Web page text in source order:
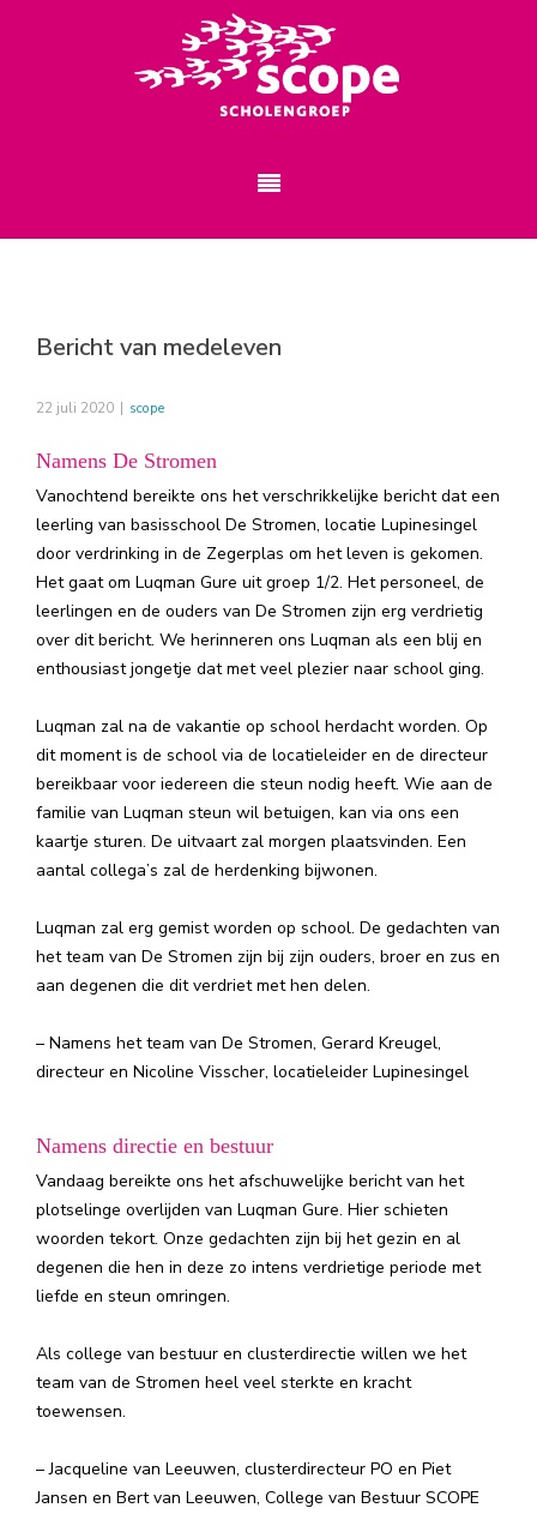
Bericht van medeleven
22 juli 2020 | scope
Namens De Stromen
Vanochtend bereikte ons het verschrikkelijke bericht dat een
leerling van basisschool De Stromen, locatie Lupinesingel
door verdrinking in de Zegerplas om het leven is gekomen.
Het gaat om Luqman Gure uit groep 1/2. Het personeel, de
leerlingen en de ouders van De Stromen zijn erg verdrietig
over dit bericht. We herinneren ons Luqman als een blij en
enthousiast jongetje dat met veel plezier naar school ging.
Luqman zal na de vakantie op school herdacht worden. Op
dit moment is de school via de locatieleider en de directeur
bereikbaar voor iedereen die steun nodig heeft. Wie aan de
familie van Luqman steun wil betuigen, kan via ons een
kaartje sturen. De uitvaart zal morgen plaatsvinden. Een
aantal collega’s zal de herdenking bijwonen.
Luqman zal erg gemist worden op school. De gedachten van
het team van De Stromen zijn bij zijn ouders, broer en zus en
aan degenen die dit verdriet met hen delen.
– Namens het team van De Stromen, Gerard Kreugel,
directeur en Nicoline Visscher, locatieleider Lupinesingel
Namens directie en bestuur
Vandaag bereikte ons het afschuwelijke bericht van het
plotselinge overlijden van Luqman Gure. Hier schieten
woorden tekort. Onze gedachten zijn bij het gezin en al
degenen die hen in deze zo intens verdrietige periode met
liefde en steun omringen.
Als college van bestuur en clusterdirectie willen we het
team van de Stromen heel veel sterkte en kracht
toewensen.
– Jacqueline van Leeuwen, clusterdirecteur PO en Piet
Jansen en Bert van Leeuwen, College van Bestuur SCOPE